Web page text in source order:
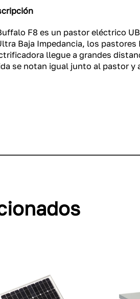
F8 es un pastor eléctrico
Baja Impedancia, los
llegue a grandes
se notan igual junto al pastor y